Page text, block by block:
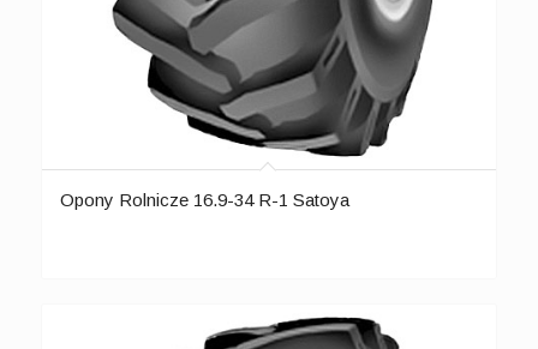
Opony Rolnicze 16.9-34 R-1 Satoya